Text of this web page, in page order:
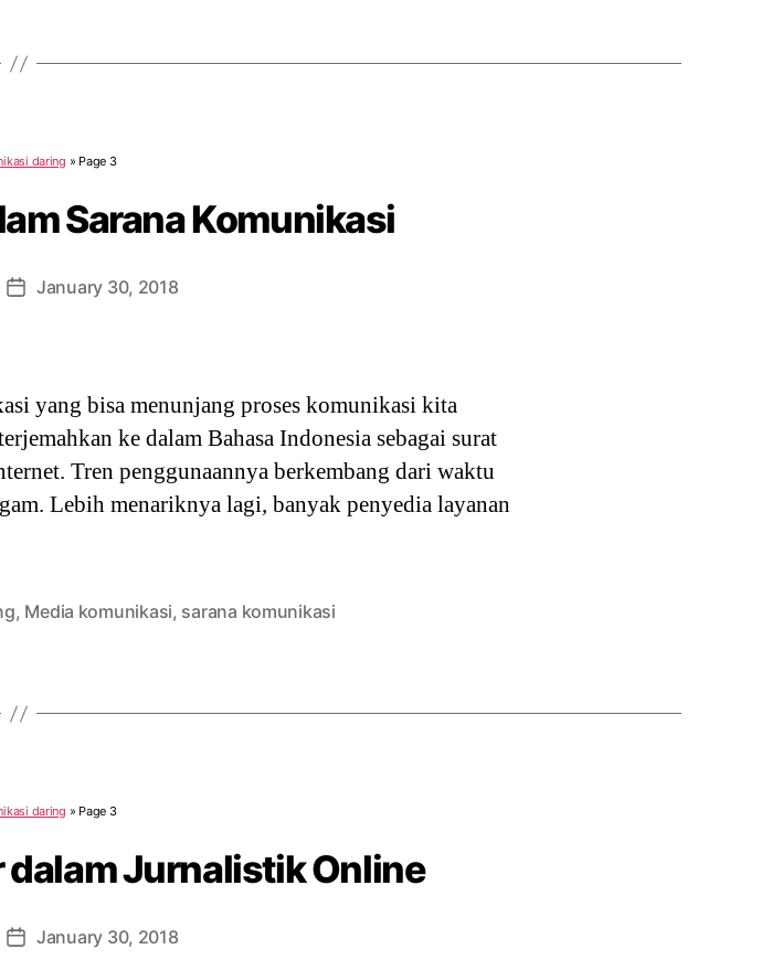
daring » Page 3
Sarana Komunikasi
PostJanuary 30, 2018
yang bisa menunjang proses komunikasi kita
ke dalam Bahasa Indonesia sebagai surat
Tren penggunaannya berkembang dari waktu
Lebih menariknya lagi, banyak penyedia layanan
, Media komunikasi, sarana komunikasi
daring » Page 3
Jurnalistik Online
PostJanuary 30, 2018